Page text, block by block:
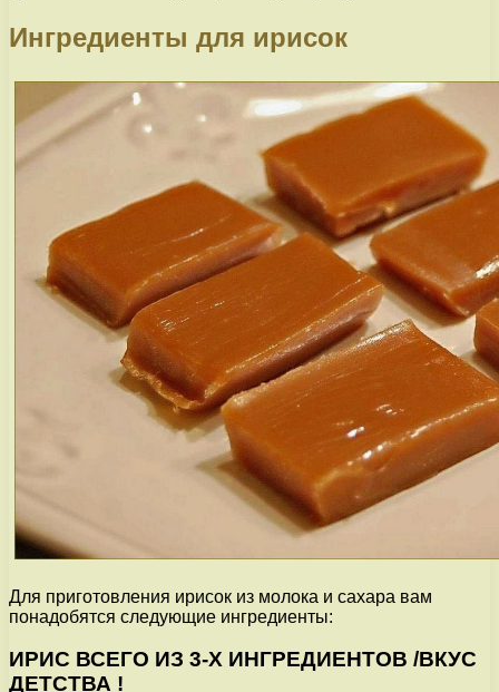
Ингредиенты для ирисок
Для приготовления ирисок из молока и сахара вам
понадобятся следующие ингредиенты:
ИРИС ВСЕГО ИЗ 3-Х ИНГРЕДИЕНТОВ /ВКУС
ДЕТСТВА !